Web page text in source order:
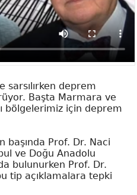
deprem
Başta Marmara ve
bölgelerimiz için deprem
başında Prof. Dr. Naci
ve Doğu Anadolu
bulunurken Prof. Dr.
tip açıklamalara tepki